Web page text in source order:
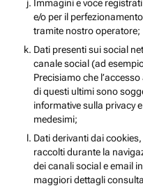
Immagini e voce
e/o per il
tramite nostro operatore;
Dati presenti sui social
canale social (ad
Precisiamo che
di questi ultimi sono
informative sulla privacy
medesimi;
Dati derivanti dai
raccolti durante la
dei canali social e email
maggiori dettagli